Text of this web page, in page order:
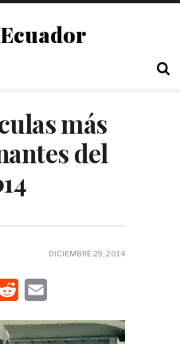
más
del
DICIEMBRE 29, 2014
d
a